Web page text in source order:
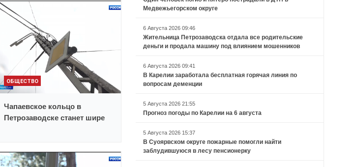
ОБЩЕСТВО
Чапаевское кольцо в
Петрозаводске станет шире
Медвежьегорском округе
6 Августа 2026 09:46
Жительница Петрозаводска отдала все родительские
деньги и продала машину под влиянием мошенников
6 Августа 2026 09:41
В Карелии заработала бесплатная горячая линия по
вопросам деменции
5 Августа 2026 21:55
Прогноз погоды по Карелии на 6 августа
5 Августа 2026 15:37
В Суоярвском округе пожарные помогли найти
заблудившуюся в лесу пенсионерку